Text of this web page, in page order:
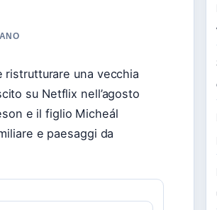
ristrutturare una vecchia
su Netflix nell’agosto
e il figlio Micheál
e paesaggi da